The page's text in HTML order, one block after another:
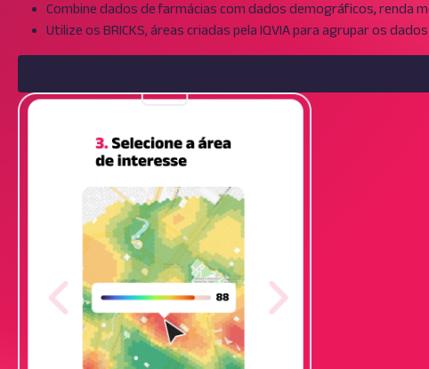
Combine dados de farmácias com dados demográficos, renda
Utilize os BRICKS, áreas criadas pela IQVIA para agrupar os